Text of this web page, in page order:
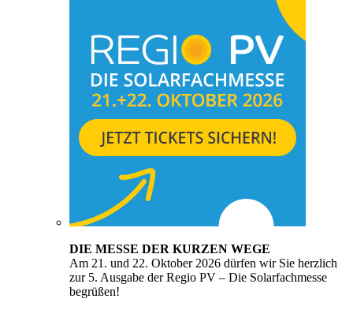
DIE MESSE DER KURZEN WEGE
Am 21. und 22. Oktober 2026 dürfen wir Sie herzlich
zur 5. Ausgabe der Regio PV – Die Solarfachmesse
begrüßen!